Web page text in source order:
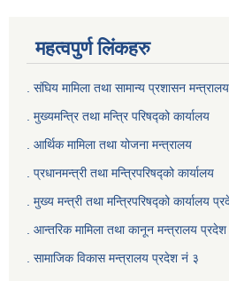
महत्वपुर्ण लिंकहरु
. संघिय मामिला तथा सामान्य प्रशासन मन्त्रालय
. मुख्यमन्त्रि तथा मन्त्रि परिषद्को कार्यालय
. आर्थिक मामिला तथा योजना मन्त्रालय
. प्रधानमन्त्री तथा मन्त्रिपरिषद्को कार्यालय
मुख्य मन्त्री तथा मन्त्रिपरिषद्को कार्यालय
आन्तरिक मामिला तथा कानून मन्त्रालय
सामाजिक विकास मन्त्रालय प्रदेश नं ३